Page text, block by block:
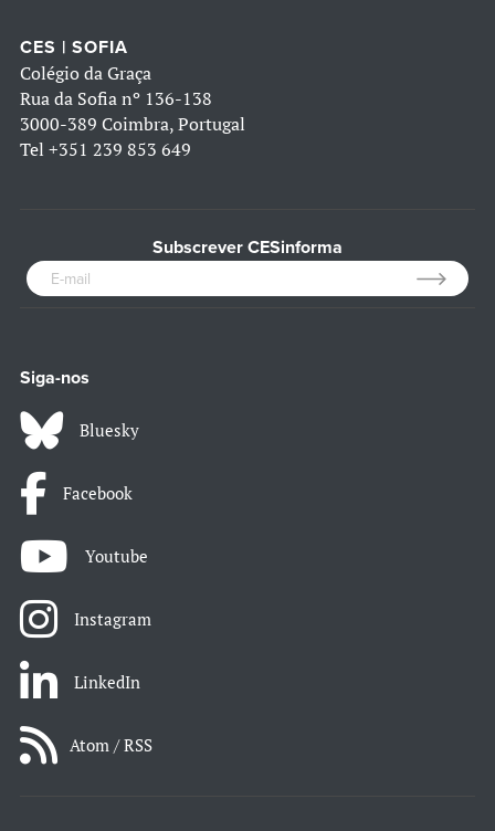
CES | SOFIA
Colégio da Graça
Rua da Sofia nº 136-138
3000-389 Coimbra, Portugal
Tel +351 239 853 649
Subscrever CESinforma
Siga-nos
Bluesky
Facebook
Youtube
Instagram
LinkedIn
Atom / RSS